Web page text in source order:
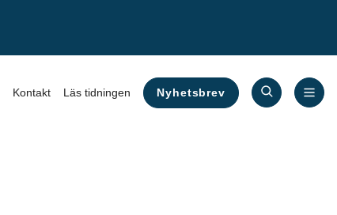
Kontakt Läs tidningen Nyhetsbrev